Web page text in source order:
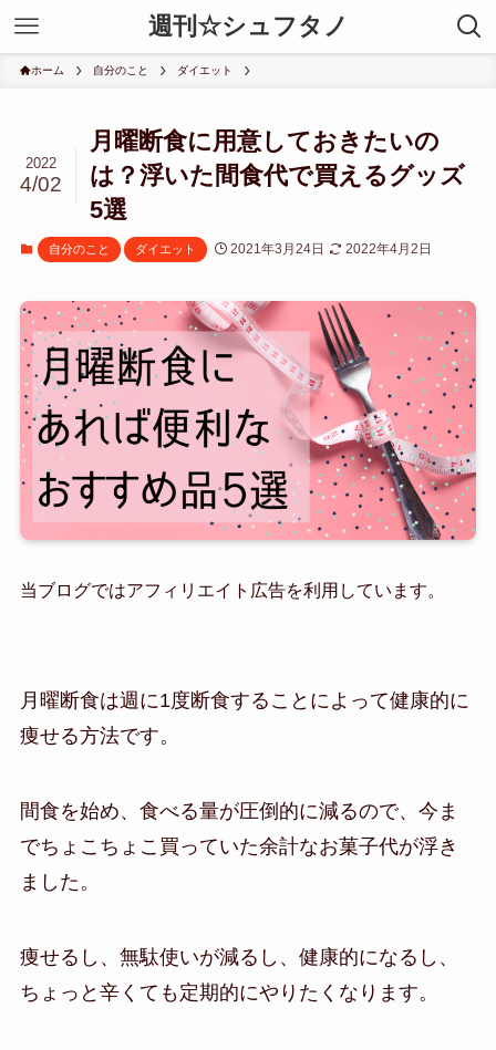
週刊☆シュフタノ
ホーム 自分のこと ダイエット
月曜断食に用意しておきたいの
は？浮いた間食代で買えるグッズ
5選
2022
4/02
自分のこと ダイエット 2021年3月24日 2022年4月2日
当ブログではアフィリエイト広告を利用しています。
月曜断食は週に1度断食することによって健康的に
痩せる方法です。
間食を始め、食べる量が圧倒的に減るので、今ま
でちょこちょこ買っていた余計なお菓子代が浮き
ました。
痩せるし、無駄使いが減るし、健康的になるし、
ちょっと辛くても定期的にやりたくなります。